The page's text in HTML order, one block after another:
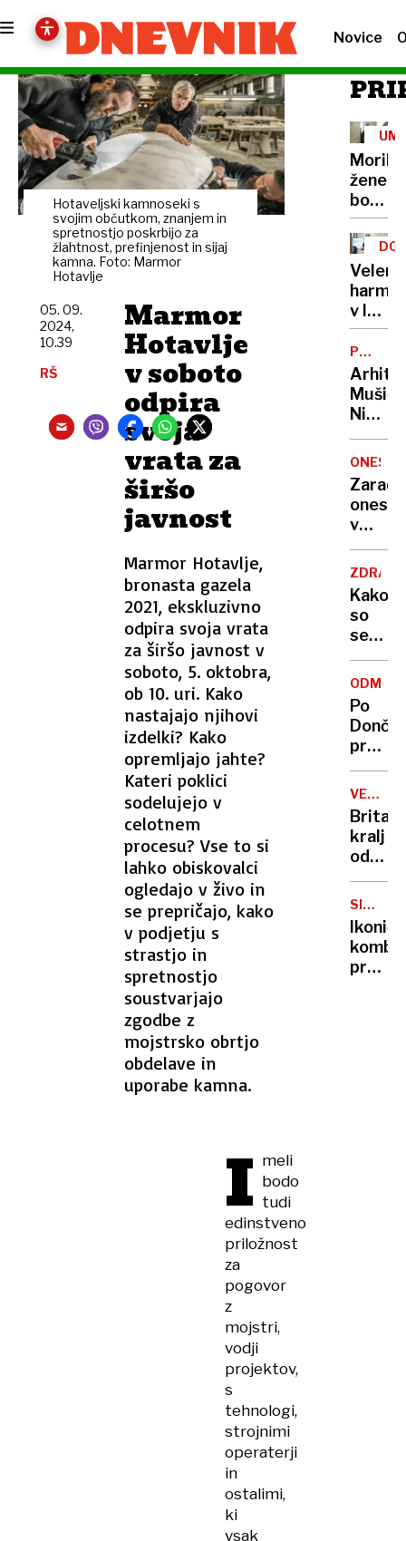
Novice
Hotaveljski kamnoseki s
svojim občutkom, znanjem in
spretnostjo poskrbijo za
žlahtnost, prefinjenost in sijaj
kamna. Foto: Marmor
Hotavlje
Marmor
Hotavlje
v soboto
odpira
svoja
vrata za
širšo
javnost
Marmor Hotavlje,
bronasta gazela
2021, ekskluzivno
odpira svoja vrata
za širšo javnost v
soboto, 5. oktobra,
ob 10. uri. Kako
nastajajo njihovi
izdelki? Kako
opremljajo jahte?
Kateri poklici
sodelujejo v
celotnem
procesu? Vse to si
lahko obiskovalci
ogledajo v živo in
se prepričajo, kako
v podjetju s
strastjo in
spretnostjo
soustvarjajo
zgodbe z
mojstrsko obrtjo
obdelave in
uporabe kamna.
05. 09.
2024,
10.39
RŠ
I meli
bodo
tudi
edinstveno
priložnost
za
pogovor
z
mojstri,
vodji
projektov,
s
tehnologi,
strojnimi
operaterji
in
ostalimi,
ki
vsak
žene
bo
sedel
21
let
v lov
na
nov
rekord
CENTER
Mušič:
Nikoli
nisem
da je
to v
moji
sploh
Zaradi
v
delu
voda
Kako
so
se
cilji
vlade
Po
Karma
je
psica,
Nico
pa
njen
sin
VELIKA
kralj
zaradi
raka
SIMBOL
kombi